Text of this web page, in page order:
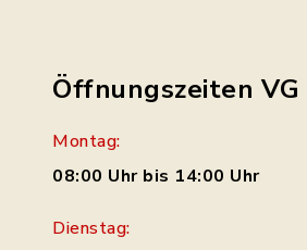
Öffnungszeiten
Montag:
08:00 Uhr bis 14:00 Uhr
Dienstag: